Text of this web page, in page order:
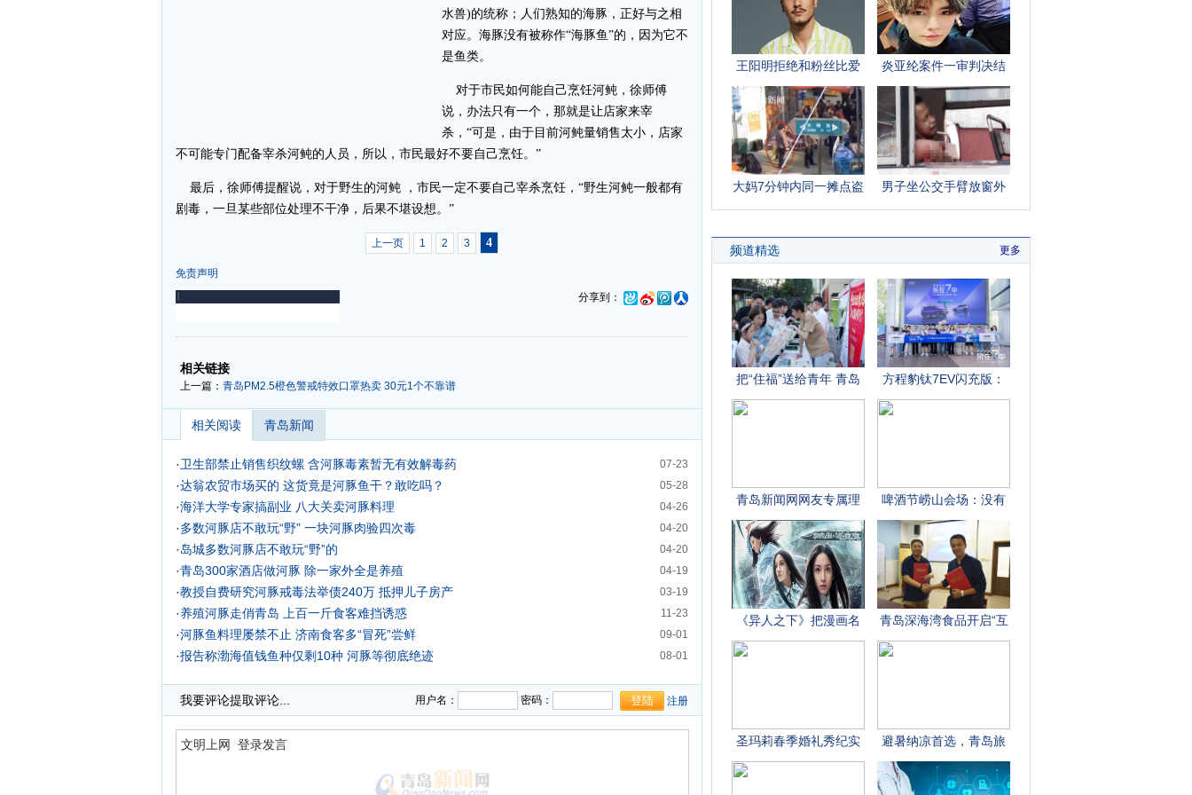
水兽)的统称；人们熟知的海豚，正好与之相
对应。海豚没有被称作“海豚鱼”的，因为它不
是鱼类。
对于市民如何能自己烹饪河鲀，徐师傅
说，办法只有一个，那就是让店家来宰
杀，“可是，由于目前河鲀量销售太小，店家
不可能专门配备宰杀河鲀的人员，所以，市民最好不要自己烹饪。”
最后，徐师傅提醒说，对于野生的河鲀 ，市民一定不要自己宰杀烹饪，“野生河鲀一般都有
剧毒，一旦某些部位处理不干净，后果不堪设想。”
上一页 1 2 3 4
免责声明
分享到：
-
相关链接
上一篇： 青岛PM2.5橙色警戒特效口罩热卖 30元1个不靠谱
相关阅读 青岛新闻
07-23
·卫生部禁止销售织纹螺 含河豚毒素暂无有效解毒药
05-28
·达翁农贸市场买的 这货竟是河豚鱼干？敢吃吗？
04-26
·海洋大学专家搞副业 八大关卖河豚料理
04-20
·多数河豚店不敢玩“野” 一块河豚肉验四次毒
04-20
·岛城多数河豚店不敢玩“野”的
04-19
·青岛300家酒店做河豚 除一家外全是养殖
03-19
·教授自费研究河豚戒毒法举债240万 抵押儿子房产
11-23
·养殖河豚走俏青岛 上百一斤食客难挡诱惑
09-01
·河豚鱼料理屡禁不止 济南食客多“冒死”尝鲜
08-01
·报告称渤海值钱鱼种仅剩10种 河豚等彻底绝迹
我要评论提取评论... 用户名： 密码： 注册